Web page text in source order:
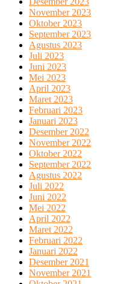
November 2023
Oktober 2023
September 2023
Agustus 2023
Juli 2023
Juni 2023
Mei 2023
April 2023
Maret 2023
Februari 2023
Januari 2023
Desember 2022
November 2022
Oktober 2022
September 2022
Agustus 2022
Juli 2022
Juni 2022
Mei 2022
April 2022
Maret 2022
Februari 2022
Januari 2022
Desember 2021
November 2021